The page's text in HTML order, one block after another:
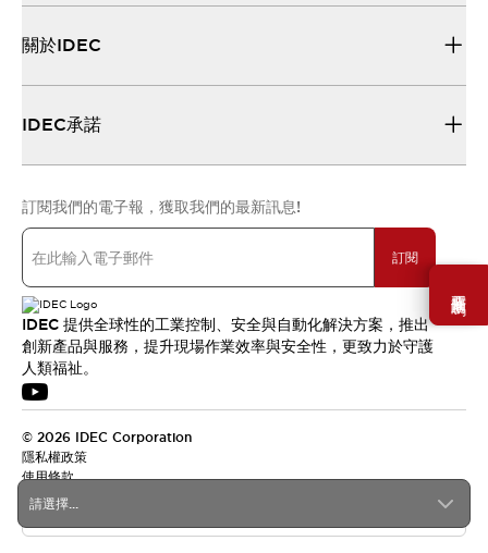
需要幫助嗎？
請選擇...
關於IDEC
IDEC承諾
訂閱我們的電子報，獲取我們的最新訊息!
訂閱
IDEC 提供全球性的工業控制、安全與自動化解決方案，推出
創新產品與服務，提升現場作業效率與安全性，更致力於守護
人類福祉。
© 2026 IDEC Corporation
隱私權政策
使用條款
台灣